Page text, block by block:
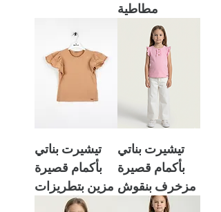
مطاطية
تيشيرت بناتي
بأكمام قصيرة
مزخرف بنقوش
تيشيرت بناتي
بأكمام قصيرة
مزين بتطريزات